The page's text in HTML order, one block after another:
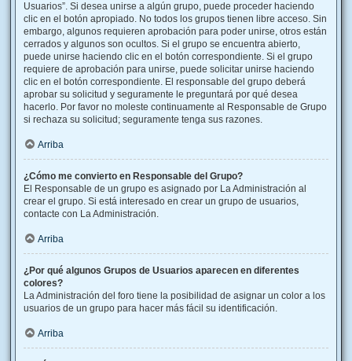
Usuarios”. Si desea unirse a algún grupo, puede proceder haciendo
clic en el botón apropiado. No todos los grupos tienen libre acceso. Sin
embargo, algunos requieren aprobación para poder unirse, otros están
cerrados y algunos son ocultos. Si el grupo se encuentra abierto,
puede unirse haciendo clic en el botón correspondiente. Si el grupo
requiere de aprobación para unirse, puede solicitar unirse haciendo
clic en el botón correspondiente. El responsable del grupo deberá
aprobar su solicitud y seguramente le preguntará por qué desea
hacerlo. Por favor no moleste continuamente al Responsable de Grupo
si rechaza su solicitud; seguramente tenga sus razones.
Arriba
¿Cómo me convierto en Responsable del Grupo?
El Responsable de un grupo es asignado por La Administración al
crear el grupo. Si está interesado en crear un grupo de usuarios,
contacte con La Administración.
Arriba
¿Por qué algunos Grupos de Usuarios aparecen en diferentes
colores?
La Administración del foro tiene la posibilidad de asignar un color a los
usuarios de un grupo para hacer más fácil su identificación.
Arriba